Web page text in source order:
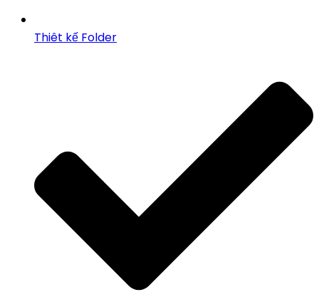
Thiêt kế Folder